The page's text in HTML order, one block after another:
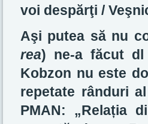
voi despărţi /
Aşi putea să nu
rea) ne-a făcut dl
Kobzon nu este
repetate rânduri
PMAN: „Relația